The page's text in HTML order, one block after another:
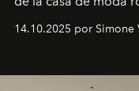
14.10.2025 por Simone